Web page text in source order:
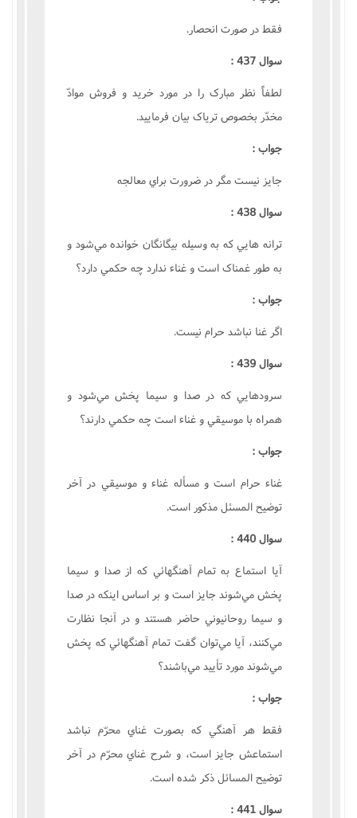
فقط در صورت انحصار.
سوال 437 :
لطفاً نظر مبارک را در مورد خريد و فروش موادّ
مخدّر بخصوص ترياک بيان فرماييد.
جواب :
جايز نيست مگر در ضرورت براي معالجه‌
سوال 438 :
ترانه هايي که به وسيله بيگانگان خوانده مي‌شود و
به طور غمناک است و غناء ندارد چه حکمي دارد؟
جواب :
اگر غنا نباشد حرام نيست.
سوال 439 :
سرودهايي که در صدا و سيما پخش مي‌شود و
همراه با موسيقي و غناء است چه حکمي دارند؟
جواب :
غناء حرام است و مسأله غناء و موسيقي در آخر
توضيح المسئل مذکور است.
سوال 440 :
آيا استماع به تمام آهنگهائي که از صدا و سيما
پخش مي‌شوند جايز است و بر اساس اينکه در صدا
و سيما روحانيوني حاضر هستند و در آنجا نظارت
مي‌کنند، آيا مي‌توان گفت تمام آهنگهائي که پخش
مي‌شوند مورد تأييد مي‌باشند؟
جواب :
فقط هر آهنگي که بصورت غناي محرّم نباشد
استماعش جايز است، و شرح غناي محرّم در آخر
توضيح المسائل ذکر شده است.
سوال 441 :